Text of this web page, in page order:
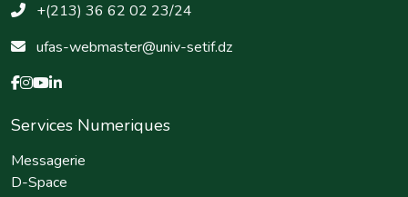
+(213) 36 62 02 23/24
ufas-webmaster@univ-setif.dz
Services Numeriques
Messagerie
D-Space